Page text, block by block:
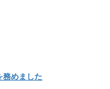
務めました